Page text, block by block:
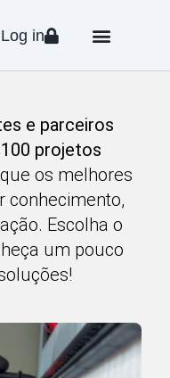
Log in
e parceiros
projetos
os melhores
conhecimento,
Escolha o
um pouco